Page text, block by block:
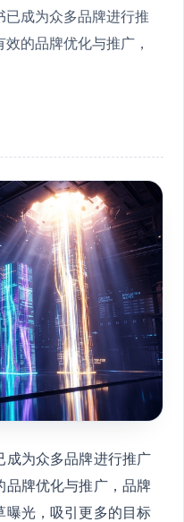
成为众多品牌进行推
的品牌优化与推广，
成为众多品牌进行推广
品牌优化与推广，品牌
曝光，吸引更多的目标